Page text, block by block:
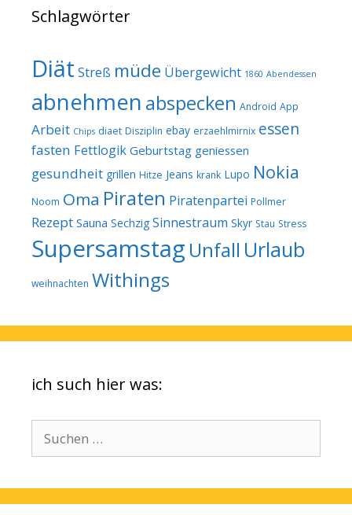
Schlagwörter
Diät Streß müde Übergewicht 1860 Abendessen
abnehmen abspecken Android App
Arbeit Chips diaet Disziplin ebay erzaehlmirnix essen
fasten Fettlogik Geburtstag geniessen
gesundheit grillen Hitze Jeans krank Lupo Nokia
Noom Oma Piraten Piratenpartei Pollmer
Rezept Sauna Sechzig Sinnestraum Skyr Stau Stress
Supersamstag Unfall Urlaub
weihnachten Withings
ich such hier was:
nach: